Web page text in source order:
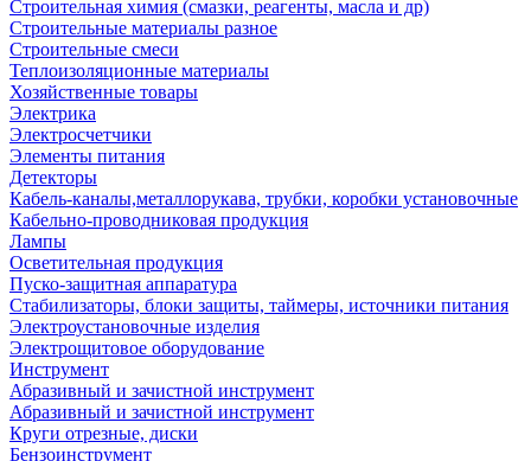
Строительная химия (смазки, реагенты, масла и др)
Строительные материалы разное
Строительные смеси
Теплоизоляционные материалы
Хозяйственные товары
Электрика
Электросчетчики
Элементы питания
Детекторы
Кабель-каналы,металлорукава, трубки, коробки установочные
Кабельно-проводниковая продукция
Лампы
Осветительная продукция
Пуско-защитная аппаратура
Стабилизаторы, блоки защиты, таймеры, источники питания
Электроустановочные изделия
Электрощитовое оборудование
Инструмент
Абразивный и зачистной инструмент
Абразивный и зачистной инструмент
Круги отрезные, диски
Бензоинструмент